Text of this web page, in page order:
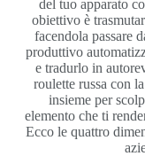
del tuo apparato
obiettivo è
facendola passare
produttivo
e tradurlo in
roulette russa con
insieme per
elemento che ti
Ecco le quattro